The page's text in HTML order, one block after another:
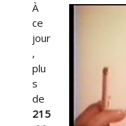
À
ce
jour
,
plu
s
de
215